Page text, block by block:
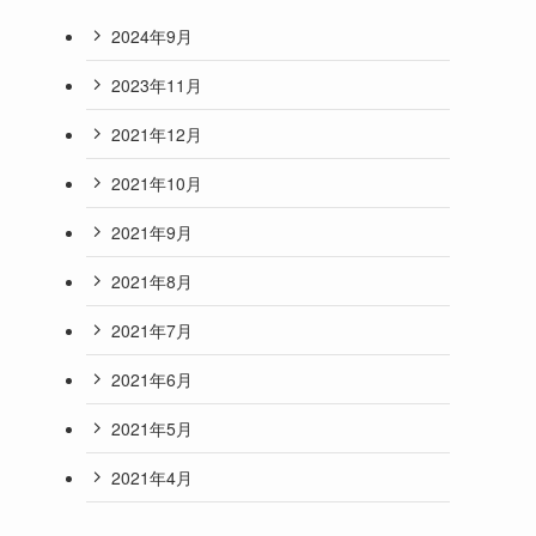
2024年9月
2023年11月
2021年12月
2021年10月
2021年9月
2021年8月
2021年7月
2021年6月
2021年5月
2021年4月